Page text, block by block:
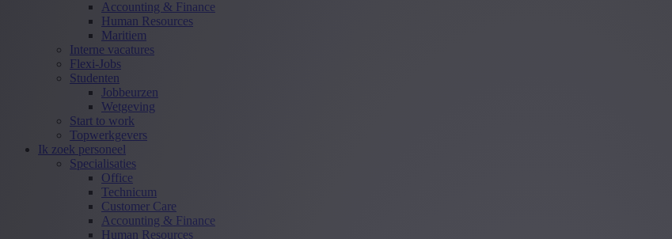
Accounting & Finance
Human Resources
Maritiem
Interne vacatures
Flexi-Jobs
Studenten
Jobbeurzen
Wetgeving
Start to work
Topwerkgevers
Ik zoek personeel
Specialisaties
Office
Technicum
Customer Care
Accounting & Finance
Human Resources